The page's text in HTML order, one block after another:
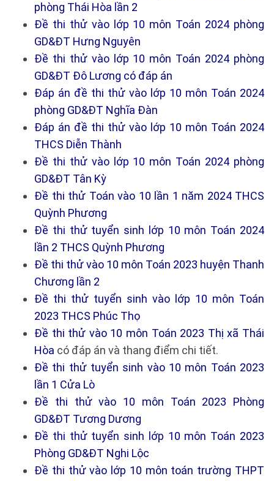
phòng Thái Hòa lần 2
Đề thi thử vào lớp 10 môn Toán 2024 phòng
GD&ĐT Hưng Nguyên
Đề thi thử vào lớp 10 môn Toán 2024 phòng
GD&ĐT Đô Lương có đáp án
Đáp án đề thi thử vào lớp 10 môn Toán 2024
phòng GD&ĐT Nghĩa Đàn
Đáp án đề thi thử vào lớp 10 môn Toán 2024
THCS Diễn Thành
Đề thi thử vào lớp 10 môn Toán 2024 phòng
GD&ĐT Tân Kỳ
Đề thi thử Toán vào 10 lần 1 năm 2024 THCS
Quỳnh Phương
Đề thi thử tuyển sinh lớp 10 môn Toán 2024
lần 2 THCS Quỳnh Phương
Đề thi thử vào 10 môn Toán 2023 huyện Thanh
Chương lần 2
Đề thi thử tuyển sinh vào lớp 10 môn Toán
2023 THCS Phúc Thọ
Đề thi thử vào 10 môn Toán 2023 Thị xã Thái
Hòa có đáp án và thang điểm chi tiết.
Đề thi thử tuyển sinh vào 10 môn Toán 2023
lần 1 Cửa Lò
Đề thi thử vào 10 môn Toán 2023 Phòng
GD&ĐT Tương Dương
Đề thi thử tuyển sinh lớp 10 môn Toán 2023
Phòng GD&ĐT Nghi Lộc
Đề thi thử vào lớp 10 môn toán trường THPT